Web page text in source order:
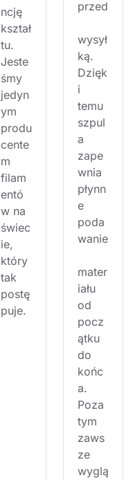
ncję
kształ
tu.
Jeste
śmy
jedyn
ym
produ
cente
m
filam
entó
w na
świec
ie,
który
tak
postę
puje.
przed
wysył
ką.
Dzięk
i
temu
szpul
a
zape
wnia
płynn
e
poda
wanie
mater
iału
od
pocz
ątku
do
końc
a.
Poza
tym
zaws
ze
wyglą